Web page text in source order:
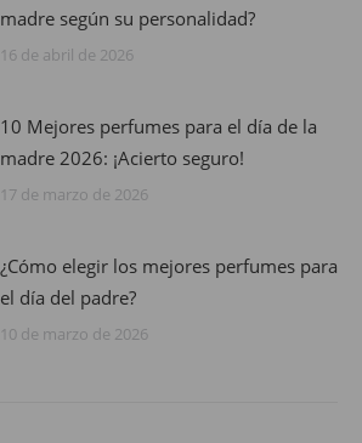
madre según su personalidad?
16 de abril de 2026
10 Mejores perfumes para el día de la
madre 2026: ¡Acierto seguro!
17 de marzo de 2026
¿Cómo elegir los mejores perfumes para
el día del padre?
10 de marzo de 2026